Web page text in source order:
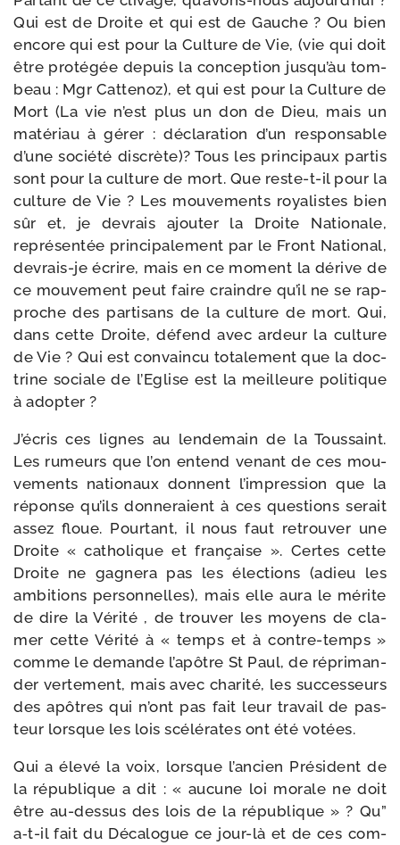
Qui est de Droite et qui est de Gauche ? Ou bien
encore qui est pour la Culture de Vie, (vie qui doit
être pro­té­gée depuis la concep­tion jus­qu’àu tom­
beau : Mgr Cattenoz), et qui est pour la Culture de
Mort (La vie n’est plus un don de Dieu, mais un
maté­riau à gérer : décla­ra­tion d’un res­pon­sable
d’une socié­té dis­crète)? Tous les prin­ci­paux par­tis
sont pour la culture de mort. Que reste-​t-​il pour la
culture de Vie ? Les mou­ve­ments roya­listes bien
sûr et, je devrais ajou­ter la Droite Nationale,
repré­sen­tée prin­ci­pa­le­ment par le Front National,
devrais-​je écrire, mais en ce moment la dérive de
ce mou­ve­ment peut faire craindre qu’il ne se rap­
proche des par­ti­sans de la culture de mort. Qui,
dans cette Droite, défend avec ardeur la culture
de Vie ? Qui est convain­cu tota­le­ment que la doc­
trine sociale de l’Eglise est la meilleure poli­tique
à adopter ?
J’écris ces lignes au len­de­main de la Toussaint.
Les rumeurs que l’on entend venant de ces mou­
ve­ments natio­naux donnent l’im­pres­sion que la
réponse qu’ils don­ne­raient à ces ques­tions serait
assez floue. Pourtant, il nous faut retrou­ver une
Droite « catho­lique et fran­çaise ». Certes cette
Droite ne gagne­ra pas les élec­tions (adieu les
ambi­tions per­son­nelles), mais elle aura le mérite
de dire la Vérité , de trou­ver les moyens de cla­
mer cette Vérité à « temps et à contre-​temps »
comme le demande l’a­pôtre St Paul, de répri­man­
der ver­te­ment, mais avec cha­ri­té, les suc­ces­seurs
des apôtres qui n’ont pas fait leur tra­vail de pas­
teur lorsque les lois scé­lé­rates ont été votées.
Qui a éle­vé la voix, lorsque l’an­cien Président de
la répu­blique a dit : « aucune loi morale ne doit
être au-​dessus des lois de la répu­blique » ? Qu”
a‑t-​il fait du Décalogue ce jour-​là et de ces com­